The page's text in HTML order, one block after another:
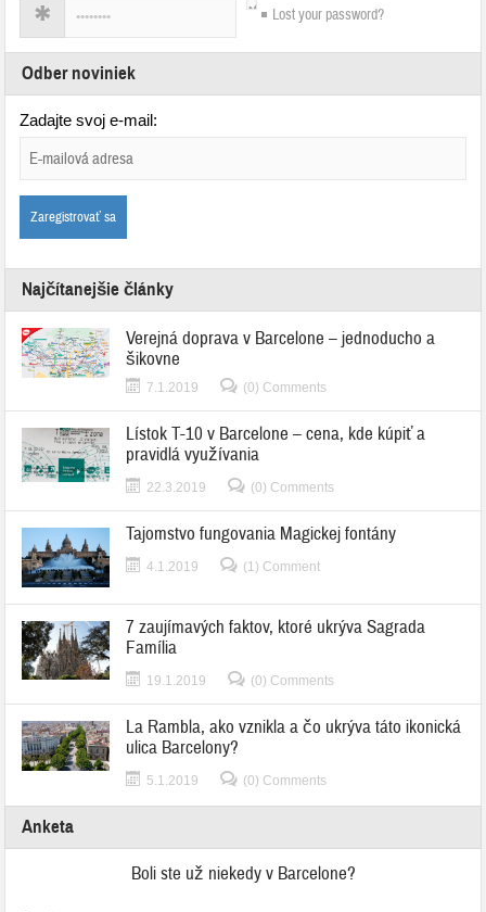
Lost your password?
Odber noviniek
Zadajte svoj e-mail:
Najčítanejšie články
Verejná doprava v Barcelone – jednoducho a
šikovne
7.1.2019 (0) Comments
Lístok T-10 v Barcelone – cena, kde kúpiť a
pravidlá využívania
22.3.2019 (0) Comments
Tajomstvo fungovania Magickej fontány
4.1.2019 (1) Comment
7 zaujímavých faktov, ktoré ukrýva Sagrada
Família
19.1.2019 (0) Comments
La Rambla, ako vznikla a čo ukrýva táto ikonická
ulica Barcelony?
5.1.2019 (0) Comments
Anketa
Boli ste už niekedy v Barcelone?